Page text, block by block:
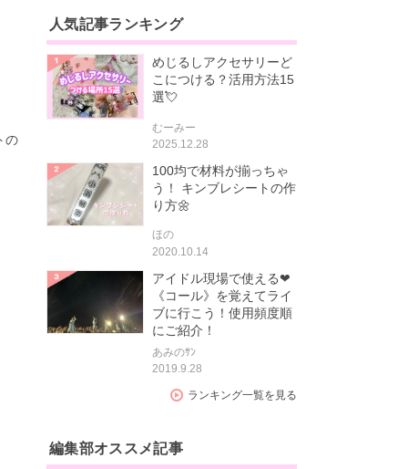
の
人気記事ランキング
めじるしアクセサリーど
こにつける？活用方法15
選💘
むーみー
2025.12.28
100均で材料が揃っちゃ
う！ キンブレシートの作
り方🌼
ほの
2020.10.14
アイドル現場で使える❤
《コール》を覚えてライ
ブに行こう！使用頻度順
にご紹介！
あみのｻﾝ
2019.9.28
ランキング一覧を見る
編集部オススメ記事